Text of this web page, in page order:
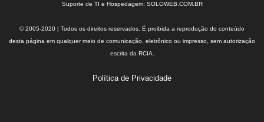
Suporte de TI e Hospedagem: SOLOWEB.COM.BR
© 2005-2020 | Todos os direitos reservados. É proibida a reprodução do conteúdo
desta página em qualquer meio de comunicação, eletrônico ou impresso, sem autorização
escrita da RCIA.
Política de Privacidade